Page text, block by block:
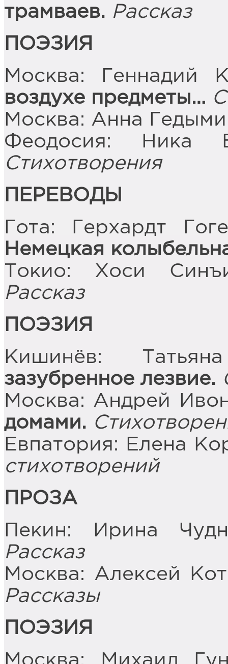
трамваев. Рассказ
ПОЭЗИЯ
Москва: Геннадий
воздухе предметы…
Москва: Анна
Феодосия: Ника
Стихотворения
ПЕРЕВОДЫ
Гота: Герхардт
Немецкая
Токио: Хоси
Рассказ
ПОЭЗИЯ
Кишинёв:
зазубренное лезвие.
Москва: Андрей
домами.
Евпатория: Елена
стихотворений
ПРОЗА
Пекин: Ирина
Рассказ
Москва: Алексей
Рассказы
ПОЭЗИЯ
Москва: Михаил